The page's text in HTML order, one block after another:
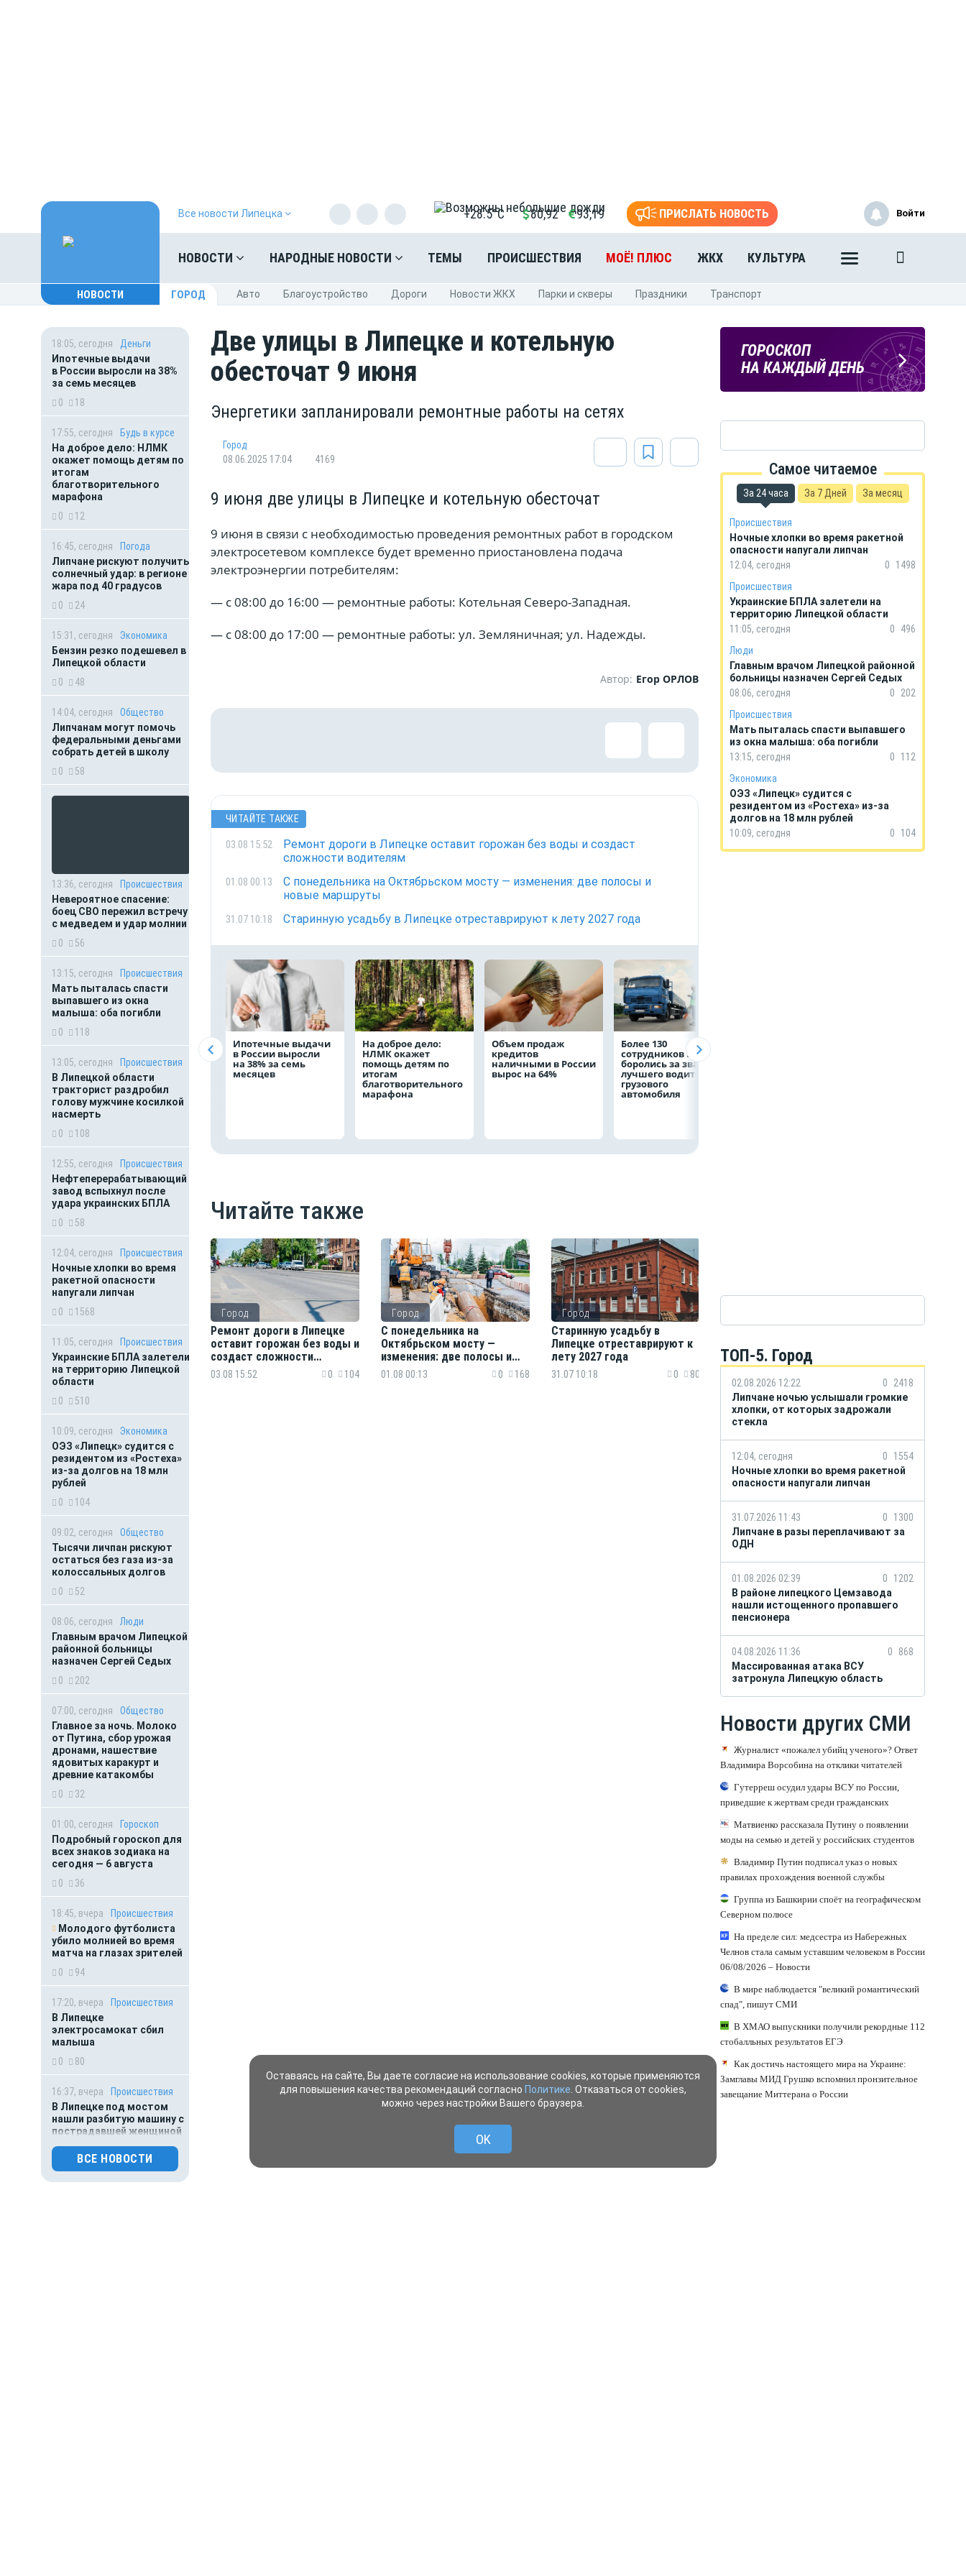
Все новости Липецка +28.5°C 80,92 93,19 ПРИСЛАТЬ НОВОСТЬ
НОВОСТИ НАРОДНЫЕ НОВОСТИ ТЕМЫ ПРОИСШЕСТВИЯ МОЁ! ПЛЮС ЖКХ КУЛЬТУРА
Войти
НОВОСТИ ГОРОД Авто Благоустройство Дороги Новости ЖКХ Парки и скверы Праздники Транспорт
18:05, сегодня
Деньги
Ипотечные выдачи
в России выросли на 38%
за семь месяцев
0
18
17:55, сегодня
Будь в курсе
На доброе дело: НЛМК
окажет помощь детям по
итогам
благотворительного
марафона
0
12
16:45, сегодня
Погода
Липчане рискуют получить
солнечный удар: в регионе
жара под 40 градусов
0
24
15:31, сегодня
Экономика
Бензин резко подешевел в
Липецкой области
0
48
14:04, сегодня
Общество
Липчанам могут помочь
федеральными деньгами
собрать детей в школу
0
58
13:36, сегодня
Происшествия
Невероятное спасение:
боец СВО пережил встречу
с медведем и удар молнии
0
56
13:15, сегодня
Происшествия
Мать пыталась спасти
выпавшего из окна
малыша: оба погибли
0
118
13:05, сегодня
Происшествия
В Липецкой области
тракторист раздробил
голову мужчине косилкой
насмерть
0
108
12:55, сегодня
Происшествия
Нефтеперерабатывающий
завод вспыхнул после
удара украинских БПЛА
0
58
12:04, сегодня
Происшествия
Ночные хлопки во время
ракетной опасности
напугали липчан
0
1568
11:05, сегодня
Происшествия
Украинские БПЛА залетели
на территорию Липецкой
области
0
510
10:09, сегодня
Экономика
ОЭЗ «Липецк» судится с
резидентом из «Ростеха»
из-за долгов на 18 млн
рублей
0
104
09:02, сегодня
Общество
Тысячи личпан рискуют
остаться без газа из-за
колоссальных долгов
0
52
08:06, сегодня
Люди
Главным врачом Липецкой
районной больницы
назначен Сергей Седых
0
202
07:00, сегодня
Общество
Главное за ночь. Молоко
от Путина, сбор урожая
дронами, нашествие
ядовитых каракурт и
древние катакомбы
0
32
01:00, сегодня
Гороскоп
Подробный гороскоп для
всех знаков зодиака на
сегодня — 6 августа
0
36
18:45, вчера
Происшествия
Молодого футболиста
убило молнией во время
матча на глазах зрителей
0
94
17:20, вчера
Происшествия
В Липецке
электросамокат сбил
малыша
0
80
16:37, вчера
Происшествия
В Липецке под мостом
нашли разбитую машину с
пострадавшей женщиной
0
68
14:25, вчера
Экономика
ВСЕ НОВОСТИ
Две улицы в Липецке и котельную
обесточат 9 июня
Энергетики запланировали ремонтные работы на сетях
Город
08.06.2025 17:04
4169
9 июня две улицы в Липецке и котельную обесточат
9 июня в связи с необходимостью проведения ремонтных работ в городском
электросетевом комплексе будет временно приостановлена подача
электроэнергии потребителям:
— с 08:00 до 16:00 — ремонтные работы: Котельная Северо-Западная.
— с 08:00 до 17:00 — ремонтные работы: ул. Земляничная; ул. Надежды.
Автор: Егор ОРЛОВ
ЧИТАЙТЕ ТАКЖЕ
03.08 15:52
Ремонт дороги в Липецке оставит горожан без воды и создаст
сложности водителям
01.08 00:13
С понедельника на Октябрьском мосту — изменения: две полосы и
новые маршруты
31.07 10:18 Старинную усадьбу в Липецке отреставрируют к лету 2027 года
Ипотечные выдачи
в России выросли
на 38% за семь
месяцев
На доброе дело:
НЛМК окажет
помощь детям по
итогам
благотворительного
марафона
Объем продаж
кредитов
наличными в России
вырос на 64%
Более 130
сотрудников НЛМК
боролись за звание
лучшего водителя
грузового
автомобиля
Читайте также
Город
Ремонт дороги в Липецке
оставит горожан без воды и
создаст сложности
водителям
03.08 15:52 0 104
Город
С понедельника на
Октябрьском мосту —
изменения: две полосы и
новые маршруты
01.08 00:13 0 168
Город
Старинную усадьбу в
Липецке отреставрируют к
лету 2027 года
31.07 10:18 0 80
ГОРОСКОП
НА КАЖДЫЙ ДЕНЬ
ПОГОДА
В ЛИПЕЦКЕ
ЛИПЕЦКИЕ
РЕАЛИИ
Новости Липецка и области
Самое читаемое
За 24 часа За 7 Дней За месяц
Происшествия
Ночные хлопки во время ракетной
опасности напугали липчан
12:04, сегодня
0
1498
Происшествия
Украинские БПЛА залетели на
территорию Липецкой области
11:05, сегодня
0
496
Люди
Главным врачом Липецкой районной
больницы назначен Сергей Седых
08:06, сегодня
0
202
Происшествия
Мать пыталась спасти выпавшего
из окна малыша: оба погибли
13:15, сегодня
0
112
Экономика
ОЭЗ «Липецк» судится с
резидентом из «Ростеха» из-за
долгов на 18 млн рублей
10:09, сегодня
0 104
ТОП-5. Город
02.08.2026 12:22 0
2418
Липчане ночью услышали громкие
хлопки, от которых задрожали
стекла
12:04, сегодня 0
1554
Ночные хлопки во время ракетной
опасности напугали липчан
31.07.2026 11:43 0
1300
Липчане в разы переплачивают за
ОДН
01.08.2026 02:39 0
1202
В районе липецкого Цемзавода
нашли истощенного пропавшего
пенсионера
04.08.2026 11:36 0
868
Массированная атака ВСУ
затронула Липецкую область
Новости других СМИ
Журналист «пожалел убийц ученого»? Ответ
Владимира Ворсобина на отклики читателей
Гутерреш осудил удары ВСУ по России,
приведшие к жертвам среди гражданских
Матвиенко рассказала Путину о появлении
моды на семью и детей у российских студентов
Владимир Путин подписал указ о новых
правилах прохождения военной службы
Группа из Башкирии споёт на географическом
Северном полюсе
На пределе сил: медсестра из Набережных
Челнов стала самым уставшим человеком в России
06/08/2026 – Новости
В мире наблюдается "великий романтический
спад", пишут СМИ
В ХМАО выпускники получили рекордные 112
стобалльных результатов ЕГЭ
Как достичь настоящего мира на Украине:
Замглавы МИД Грушко вспомнил пронзительное
завещание Миттерана о России
Оставаясь на сайте, Вы даете согласие на использование cookies, которые применяются
для повышения качества рекомендаций согласно Политике . Отказаться от cookies,
можно через настройки Вашего браузера.
OK